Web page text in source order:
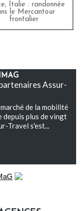
Italie : randonnée
le Mercantour
frontalier
Assur-
de la mobilité
plus de vingt
Travel s'est...